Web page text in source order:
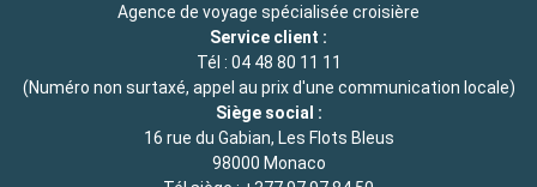
Agence de voyage spécialisée croisière
Service client :
Tél : 04 48 80 11 11
(Numéro non surtaxé, appel au prix d'une communication locale)
Siège social :
16 rue du Gabian, Les Flots Bleus
98000 Monaco